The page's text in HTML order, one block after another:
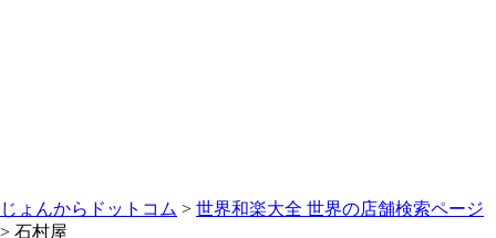
じょんからドットコム > 世界和楽大全 世界の店舗検索ページ
> 石村屋